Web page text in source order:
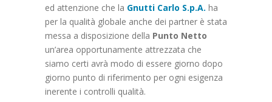
ed attenzione che la Gnutti Carlo S.p.A. ha
per la qualità globale anche dei partner è stata
messa a disposizione della Punto Netto
un’area opportunamente attrezzata che
siamo certi avrà modo di essere giorno dopo
giorno punto di riferimento per ogni esigenza
inerente i controlli qualità.